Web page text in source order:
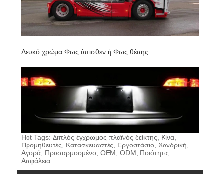
Λευκό χρώμα Φως όπισθεν ή Φως θέσης
Hot Tags: Διπλός έγχρωμος πλαϊνός δείκτης, Κίνα,
Προμηθευτές, Κατασκευαστές, Εργοστάσιο, Χονδρική,
Αγορά, Προσαρμοσμένο, OEM, ODM, Ποιότητα,
Ασφάλεια